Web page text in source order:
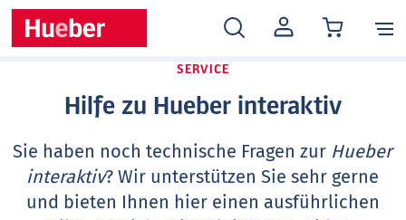
MEIN
KONTO
SERVICE
Hilfe zu Hueber interaktiv
Sie haben noch technische Fragen zur Hueber
interaktiv? Wir unterstützen Sie sehr gerne
und bieten Ihnen hier einen ausführlichen